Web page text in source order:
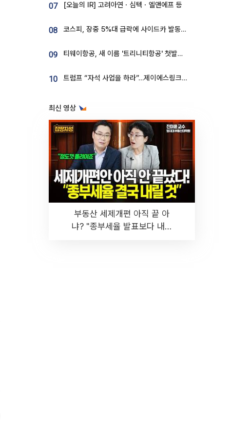
07 [오늘의 IR] 고려아연ㆍ심텍ㆍ엘앤에프 등
08 코스피, 장중 5%대 급락에 사이드카 발동…삼성·SK 동반 폭락
09 티웨이항공, 새 이름 '트리니티항공' 첫발…SSC 전략 본격화
10 트럼프 “자석 사업을 하라”…제이에스링크, 비중국 영구자석 공급망 구축 속도
최신 영상
부동산 세제개편 아직 끝 아
냐? "종부세율 발표보다 내릴